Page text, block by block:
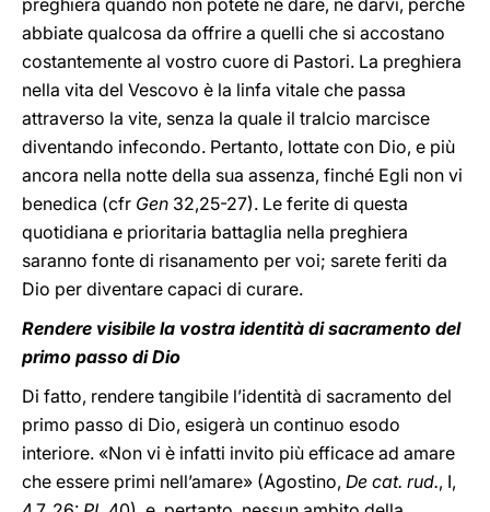
preghiera quando non potete né dare, né darvi, perché
abbiate qualcosa da offrire a quelli che si accostano
costantemente al vostro cuore di Pastori. La preghiera
nella vita del Vescovo è la linfa vitale che passa
attraverso la vite, senza la quale il tralcio marcisce
diventando infecondo. Pertanto, lottate con Dio, e più
ancora nella notte della sua assenza, finché Egli non vi
benedica (cfr Gen 32,25-27). Le ferite di questa
quotidiana e prioritaria battaglia nella preghiera
saranno fonte di risanamento per voi; sarete feriti da
Dio per diventare capaci di curare.
Rendere visibile la vostra identità di sacramento del
primo passo di Dio
Di fatto, rendere tangibile l’identità di sacramento del
primo passo di Dio, esigerà un continuo esodo
interiore. «Non vi è infatti invito più efficace ad amare
che essere primi nell’amare» (Agostino, De cat. rud., I,